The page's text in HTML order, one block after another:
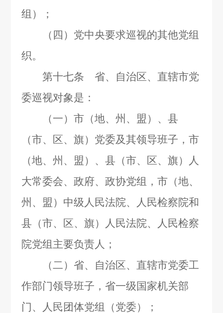
组）；
（四）党中央要求巡视的其他党组
织。
第十七条 省、自治区、直辖市党
委巡视对象是：
（一）市（地、州、盟）、县
（市、区、旗）党委及其领导班子，市
（地、州、盟）、县（市、区、旗）人
大常委会、政府、政协党组，市（地、
州、盟）中级人民法院、人民检察院和
县（市、区、旗）人民法院、人民检察
院党组主要负责人；
（二）省、自治区、直辖市党委工
作部门领导班子，省一级国家机关部
门、人民团体党组（党委）；